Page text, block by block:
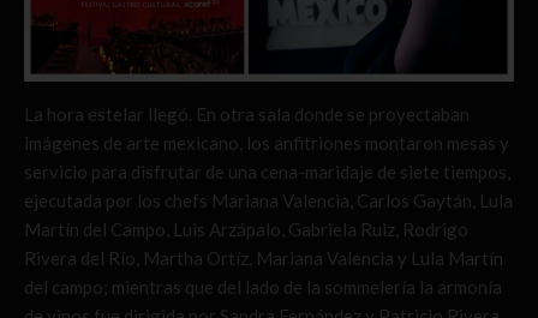
La hora estelar llegó. En otra sala donde se proyectaban
imágenes de arte mexicano, los anfitriones montaron mesas y
servicio para disfrutar de una cena-maridaje de siete tiempos,
ejecutada por los chefs Mariana Valencia, Carlos Gaytán, Lula
Martín del Campo, Luis Arzápalo, Gabriela Ruiz, Rodrigo
Rivera del Río, Martha Ortíz, Mariana Valencia y Lula Martín
del campo; mientras que del lado de la sommelería la armonía